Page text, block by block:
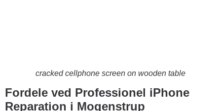
cracked cellphone screen on wooden table
Fordele ved Professionel iPhone
Reparation i Mogenstrup